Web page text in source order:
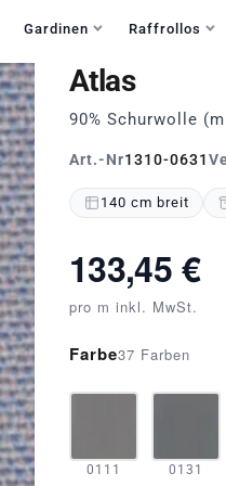
Gardinen Raffrollos
Atlas
90% Schurwolle
Art.-Nr1310-0631
140 cm breit
133,45 €
pro m inkl. MwSt.
Farbe37 Farben
0111 0131